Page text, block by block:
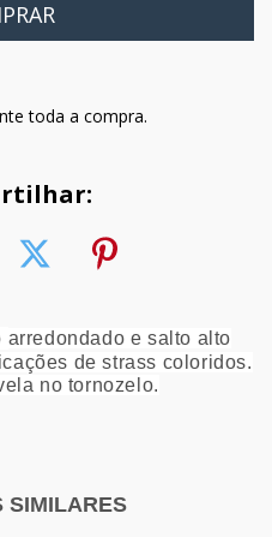
toda a compra.
arredondado e salto alto
de strass coloridos.
no tornozelo.
SIMILARES